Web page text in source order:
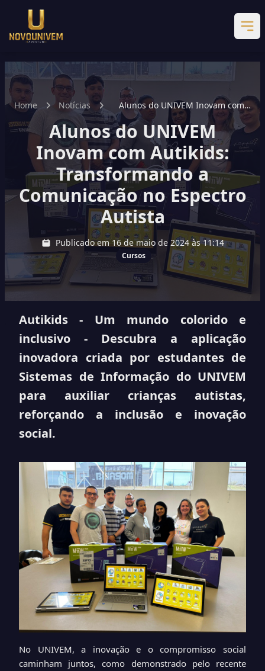
Home Notícias
Alunos do UNIVEM Inovam com
Autikids: Transformando a
Comunicação no Espectro Autista
Alunos do UNIVEM
Inovam com Autikids:
Transformando a
Comunicação no Espectro
Autista
Publicado em 16 de maio de 2024 às 11:14
Cursos
Autikids - Um mundo colorido e
inclusivo - Descubra a aplicação
inovadora criada por estudantes de
Sistemas de Informação do UNIVEM
para auxiliar crianças autistas,
reforçando a inclusão e inovação
social.
No UNIVEM, a inovação e o compromisso social
caminham juntos, como demonstrado pelo recente